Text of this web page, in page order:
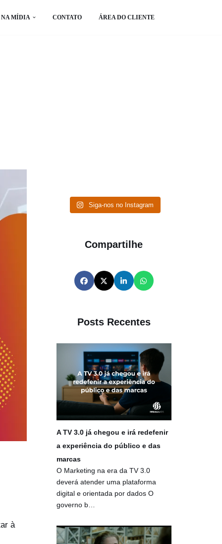
NA MÍDIA CONTATO ÁREA DO CLIENTE
à
Siga-nos no Instagram
Compartilhe
Posts Recentes
A TV 3.0 já chegou e irá redefenir
a experiência do público e das
marcas
O Marketing na era da TV 3.0
deverá atender uma plataforma
digital e orientada por dados O
governo b…